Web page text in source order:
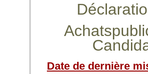
Date de dernière